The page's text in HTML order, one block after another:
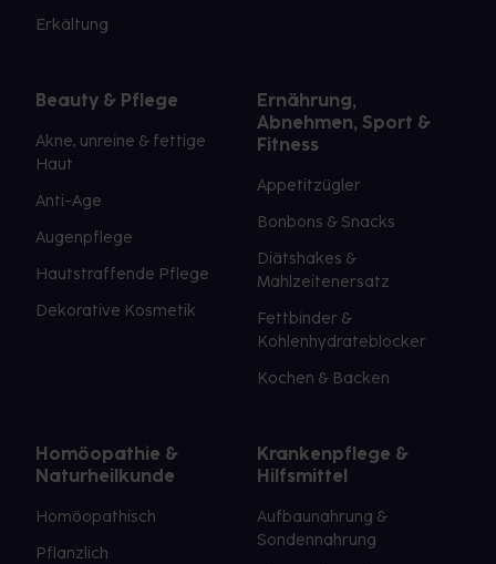
Erkältung
Beauty & Pflege
Akne, unreine & fettige
Haut
Anti-Age
Augenpflege
Hautstraffende Pflege
Dekorative Kosmetik
Ernährung,
Abnehmen, Sport &
Fitness
Appetitzügler
Bonbons & Snacks
Diätshakes &
Mahlzeitenersatz
Fettbinder &
Kohlenhydrateblocker
Kochen & Backen
Homöopathie &
Naturheilkunde
Homöopathisch
Pflanzlich
Krankenpflege &
Hilfsmittel
Aufbaunahrung &
Sondennahrung